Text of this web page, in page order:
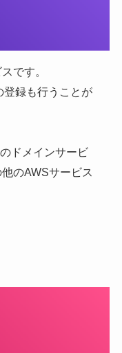
です。
登録も行うことが
ドメインサービ
のAWSサービス